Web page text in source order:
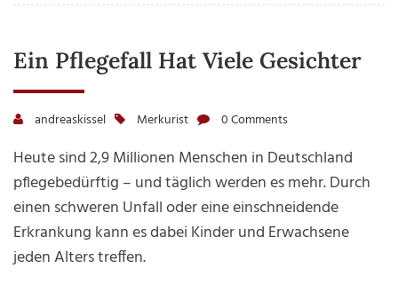
Ein Pflegefall Hat Viele Gesichter
andreaskissel Merkurist 0 Comments
Heute sind 2,9 Millionen Menschen in Deutschland
pflegebedürftig – und täglich werden es mehr. Durch
einen schweren Unfall oder eine einschneidende
Erkrankung kann es dabei Kinder und Erwachsene
jeden Alters treffen.